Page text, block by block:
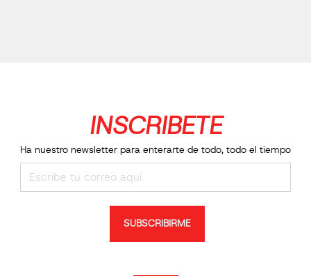
INSCRIBETE
Ha nuestro newsletter para enterarte de todo, todo el tiempo
SUBSCRIBIRME